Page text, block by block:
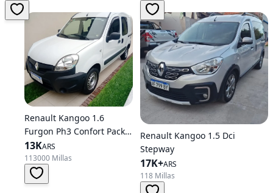
Renault Kangoo 1.6
Furgon Ph3 Confort Pack
5as Lc
13KARS
113000 Millas
Renault Kangoo 1.5 Dci
Stepway
17K+ARS
118 Millas